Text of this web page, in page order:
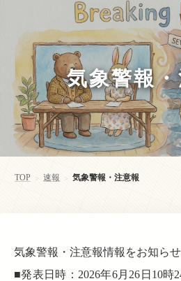
気象警報
TOP > 速報 > 気象警報・注意報
気象警報・注意報情報をお知らせ
■発表日時：2026年6月26日10